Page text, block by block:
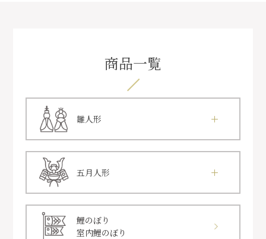
商品一覧
雛人形
五月人形
鯉のぼり
室内鯉のぼり